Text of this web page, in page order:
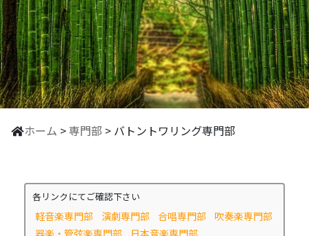
ホーム >専門部 > バトントワリング専門部
各リンクにてご確認下さい
軽音楽専門部 演劇専門部 合唱専門部
吹奏楽専門部
器楽・管弦楽専門部
日本音楽専門部